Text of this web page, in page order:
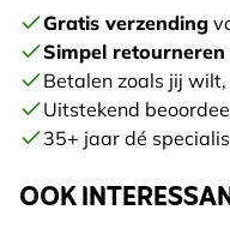
Gratis verzending
Simpel retourneren
Betalen zoals jij
Uitstekend
35+ jaar dé
OOK